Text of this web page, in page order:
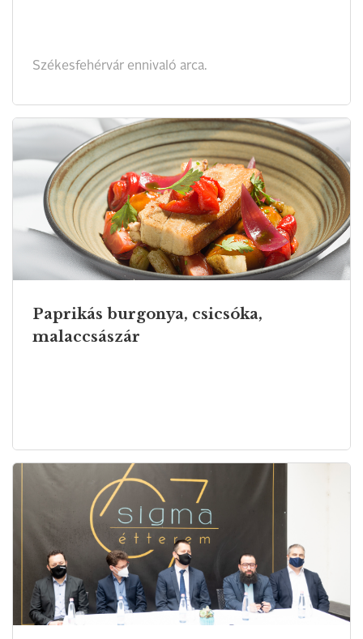
Székesfehérvár ennivaló arca.
Paprikás burgonya, csicsóka,
malaccsászár